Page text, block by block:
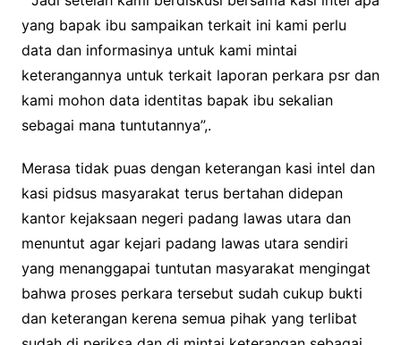
yang bapak ibu sampaikan terkait ini kami perlu
data dan informasinya untuk kami mintai
keterangannya untuk terkait laporan perkara psr dan
kami mohon data identitas bapak ibu sekalian
sebagai mana tuntutannya”,.
Merasa tidak puas dengan keterangan kasi intel dan
kasi pidsus masyarakat terus bertahan didepan
kantor kejaksaan negeri padang lawas utara dan
menuntut agar kejari padang lawas utara sendiri
yang menanggapai tuntutan masyarakat mengingat
bahwa proses perkara tersebut sudah cukup bukti
dan keterangan kerena semua pihak yang terlibat